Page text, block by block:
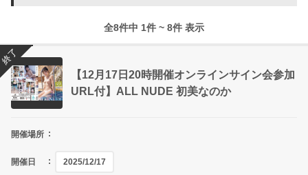
全8件中 1件 ~ 8件 表示
【12月17日20時開催オンラインサイン会参加
URL付】ALL NUDE 初美なのか
開催場所
開催日 2025/12/17
終了